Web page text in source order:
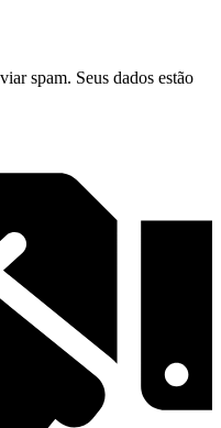
spam. Seus dados estão